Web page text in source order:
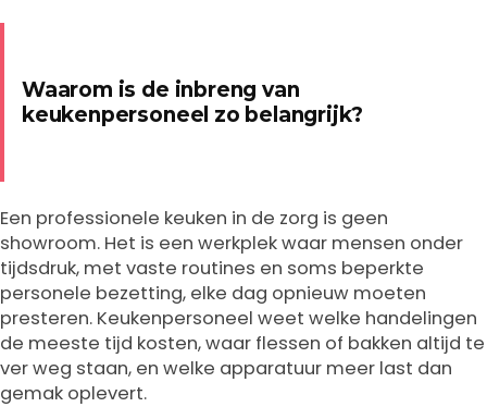
Waarom is de inbreng van
keukenpersoneel zo belangrijk?
Een professionele keuken in de zorg is geen
showroom. Het is een werkplek waar mensen onder
tijdsdruk, met vaste routines en soms beperkte
personele bezetting, elke dag opnieuw moeten
presteren. Keukenpersoneel weet welke handelingen
de meeste tijd kosten, waar flessen of bakken altijd te
ver weg staan, en welke apparatuur meer last dan
gemak oplevert.